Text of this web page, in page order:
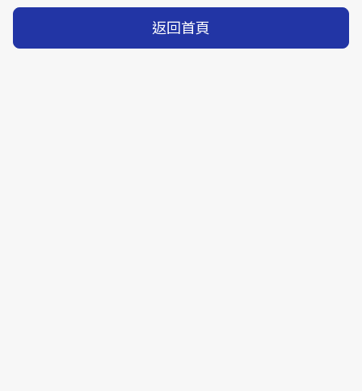
返回首頁